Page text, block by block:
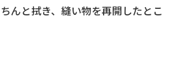
んと拭き、縫い物を再開したとこ